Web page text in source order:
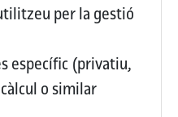
per la gestió
específic (privatiu,
o similar